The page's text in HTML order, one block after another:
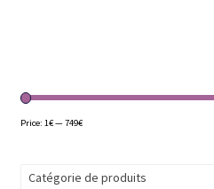
Price: 1€—749€
Catégorie de produits